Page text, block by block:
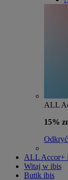
ALL
15%
Odkryć
ALL Accor+
Witaj w ibis
Butik ibis